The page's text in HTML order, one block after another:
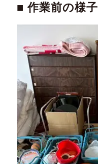
■ 作業前の様子